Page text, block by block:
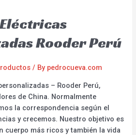
Rooder Perú
/ By pedrocueva.com
– Rooder Perú,
de China. Normalmente
la correspondencia según el
y crecemos. Nuestro objetivo es
cuerpo más ricos y también la vida